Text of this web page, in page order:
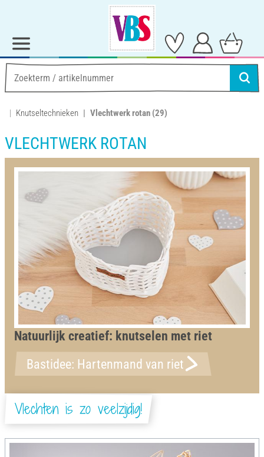
Knutseltechnieken Vlechtwerk rotan (29)
VLECHTWERK ROTAN
Natuurlijk creatief: knutselen met riet
Bastidee: Hartenmand van riet
Vlechten is zo veelzijdig!